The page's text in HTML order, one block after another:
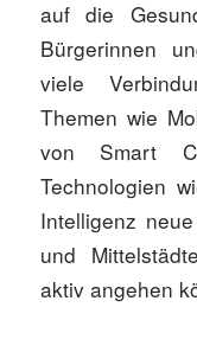
auf die
Bürgerinnen
viele
Themen wie
von Smart
Technologien
Intelligenz
und
aktiv angehen